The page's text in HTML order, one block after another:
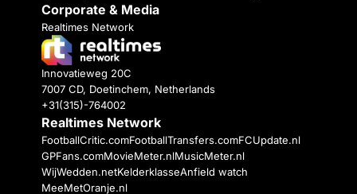
Corporate & Media
Realtimes Network
Innovatieweg 20C
7007 CD, Doetinchem, Netherlands
+31(315)-764002
Realtimes Network
FootballCritic.comFootballTransfers.comFCUpdate.nl
GPFans.comMovieMeter.nlMusicMeter.nl
WijWedden.netKelderklasseAnfield watch
MeeMetOranje.nl